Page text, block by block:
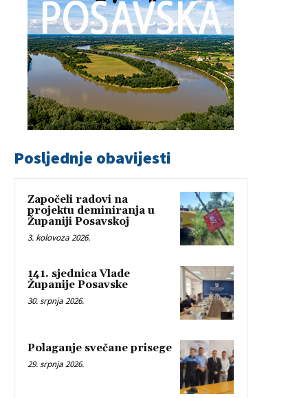
Posljednje obavijesti
Započeli radovi na
projektu deminiranja u
Županiji Posavskoj
3. kolovoza 2026.
141. sjednica Vlade
Županije Posavske
30. srpnja 2026.
Polaganje svečane prisege
29. srpnja 2026.